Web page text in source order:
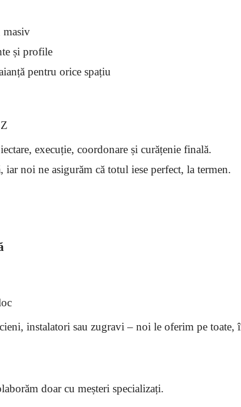
masiv
și profile
pentru orice spațiu
execuție, coordonare și curățenie finală.
noi ne asigurăm că totul iese perfect, la termen.
instalatori sau zugravi – noi le oferim pe toate,
doar cu meșteri specializați.